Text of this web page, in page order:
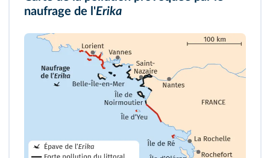
naufrage de l'Erika